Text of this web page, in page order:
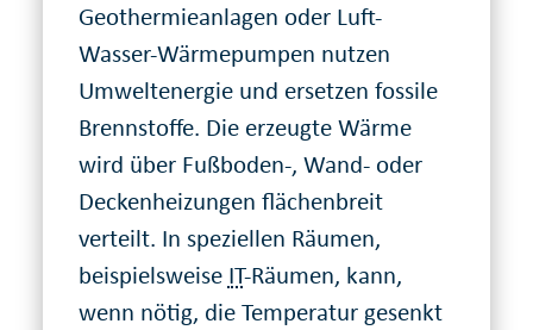
Geothermieanlagen oder Luft-
Wasser-Wärmepumpen nutzen
Umweltenergie und ersetzen fossile
Brennstoffe. Die erzeugte Wärme
wird über Fußboden-, Wand- oder
Deckenheizungen flächenbreit
verteilt. In speziellen Räumen,
beispielsweise IT-Räumen, kann,
wenn nötig, die Temperatur gesenkt